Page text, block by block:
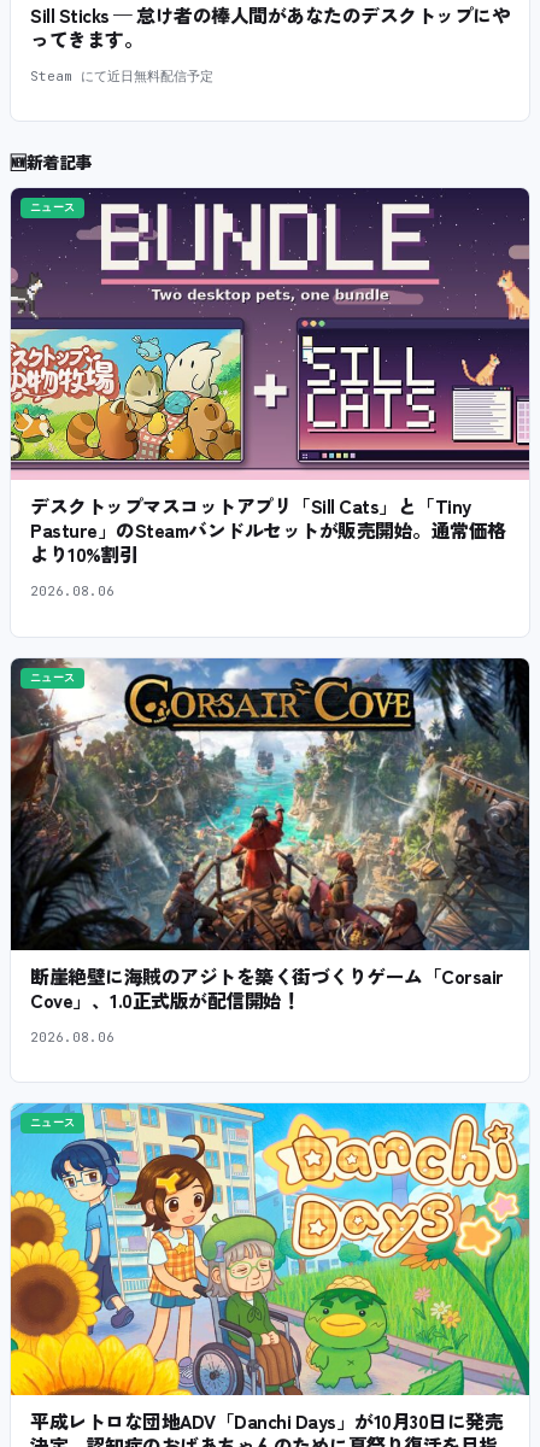
Sill Sticks — 怠け者の棒人間があなたのデスクトップにや
ってきます。
Steam にて近日無料配信予定
🆕新着記事
ニュース
デスクトップマスコットアプリ「Sill Cats」と「Tiny
Pasture」のSteamバンドルセットが販売開始。通常価格
より10%割引
2026.08.06
ニュース
断崖絶壁に海賊のアジトを築く街づくりゲーム「Corsair
Cove」、1.0正式版が配信開始！
2026.08.06
ニュース
平成レトロな団地ADV「Danchi Days」が10月30日に発売